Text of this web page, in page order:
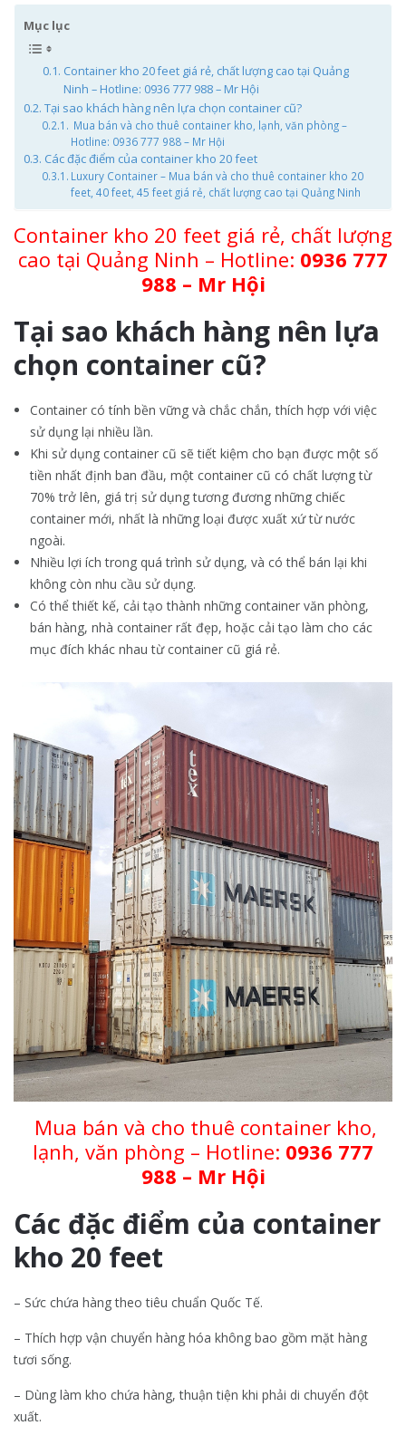
Mục lục
Container kho 20 feet giá rẻ, chất lượng cao tại Quảng
Ninh – Hotline: 0936 777 988 – Mr Hội
Tại sao khách hàng nên lựa chọn container cũ?
Mua bán và cho thuê container kho, lạnh, văn phòng –
Hotline: 0936 777 988 – Mr Hội
Các đặc điểm của container kho 20 feet
Luxury Container – Mua bán và cho thuê container kho 20
feet, 40 feet, 45 feet giá rẻ, chất lượng cao tại Quảng Ninh
Container kho 20 feet giá rẻ, chất lượng
cao tại Quảng Ninh – Hotline: 0936 777
988 – Mr Hội
Tại sao khách hàng nên lựa
chọn container cũ?
Container có tính bền vững và chắc chắn, thích hợp với việc
sử dụng lại nhiều lần.
Khi sử dụng container cũ sẽ tiết kiệm cho bạn được một số
tiền nhất định ban đầu, một container cũ có chất lượng từ
70% trở lên, giá trị sử dụng tương đương những chiếc
container mới, nhất là những loại được xuất xứ từ nước
ngoài.
Nhiều lợi ích trong quá trình sử dụng, và có thể bán lại khi
không còn nhu cầu sử dụng.
Có thể thiết kế, cải tạo thành những container văn phòng,
bán hàng, nhà container rất đẹp, hoặc cải tạo làm cho các
mục đích khác nhau từ container cũ giá rẻ.
Mua bán và cho thuê container kho,
lạnh, văn phòng – Hotline: 0936 777
988 – Mr Hội
Các đặc điểm của container
kho 20 feet
– Sức chứa hàng theo tiêu chuẩn Quốc Tế.
– Thích hợp vận chuyển hàng hóa không bao gồm mặt hàng
tươi sống.
– Dùng làm kho chứa hàng, thuận tiện khi phải di chuyển đột
xuất.